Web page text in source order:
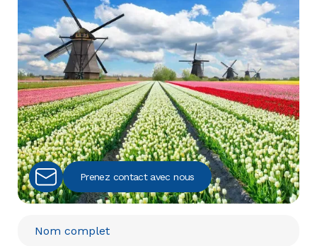
Prenez contact avec nous